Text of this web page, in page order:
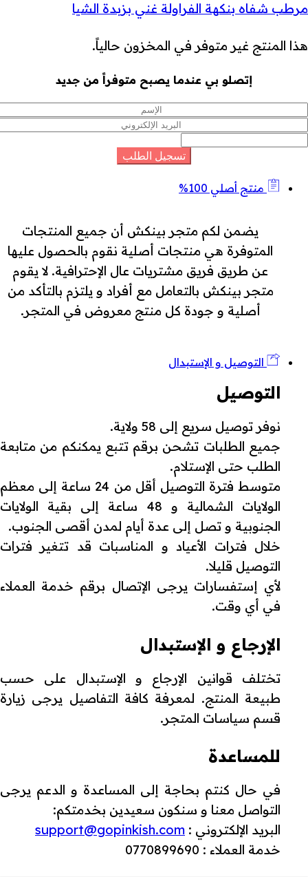
مرطب شفاه بنكهة الفراولة غني بزبدة الشيا
هذا المنتج غير متوفر في المخزون حالياً.
إتصلو بي عندما يصبح متوفراً من جديد
منتج أصلي 100%
يضمن لكم متجر بينكش أن جميع المنتجات
المتوفرة هي منتجات أصلية نقوم بالحصول عليها
عن طريق فريق مشتريات عال الإحترافية. لا يقوم
متجر بينكش بالتعامل مع أفراد و يلتزم بالتأكد من
أصلية و جودة كل منتج معروض في المتجر.
التوصيل و الإستبدال
التوصيل
نوفر توصيل سريع إلى 58 ولاية.
جميع الطلبات تشحن برقم تتبع يمكنكم من متابعة
الطلب حتى الإستلام.
متوسط فترة التوصيل أقل من 24 ساعة إلى معظم
الولايات الشمالية و 48 ساعة إلى بقية الولايات
الجنوبية و تصل إلى عدة أيام لمدن أقصى الجنوب.
خلال فترات الأعياد و المناسبات قد تتغير فترات
التوصيل قليلا.
لأي إستفسارات يرجى الإتصال برقم خدمة العملاء
في أي وقت.
الإرجاع و الإستبدال
تختلف قوانين الإرجاع و الإستبدال على حسب
طبيعة المنتج. لمعرفة كافة التفاصيل يرجى زيارة
قسم سياسات المتجر.
للمساعدة
في حال كنتم بحاجة إلى المساعدة و الدعم يرجى
التواصل معنا و سنكون سعيدين بخدمتكم:
البريد الإلكتروني : support@gopinkish.com
خدمة العملاء : 0770899690